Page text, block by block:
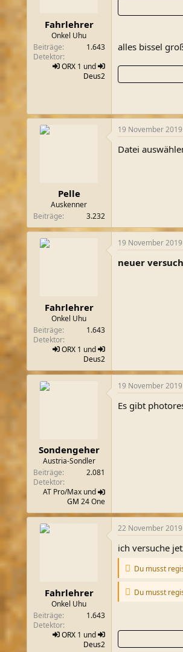
Fahrlehrer
Onkel Uhu
Beiträge
1.643
Detektor
ORX1 und
Deus2
alles bissel
Pelle
Auskenner
Beiträge
3.232
19 November 2019
Datei
Fahrlehrer
Onkel Uhu
Beiträge
1.643
Detektor
ORX1 und
Deus2
19 November 2019
neuer
Sondengeher
Austria-Sondler
Beiträge
2.081
Detektor
AT Pro/Max und
GM 24 One
19 November 2019
Es gibt
Fahrlehrer
Onkel Uhu
Beiträge
1.643
Detektor
ORX1 und
Deus2
22 November 2019
ich versuche
Du musst
Du musst